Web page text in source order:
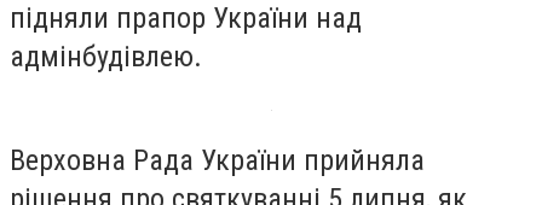
підняли прапор України над
адмінбудівлею.
Верховна Рада України прийняла